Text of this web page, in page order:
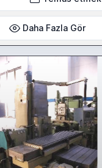
Daha Fazla Gör